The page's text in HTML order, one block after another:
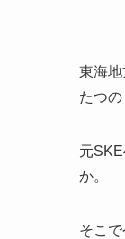
東海
たつの
元
か。
そこ